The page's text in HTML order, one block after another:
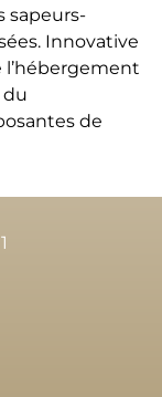
sapeurs-
Innovative
du
de